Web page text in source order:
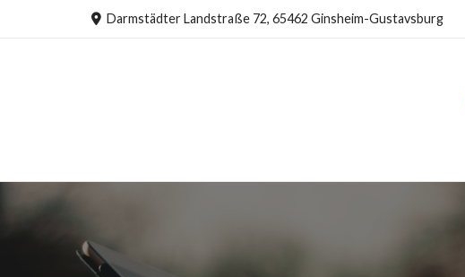
Darmstädter Landstraße 72, 65462 Ginsheim-Gustavsburg